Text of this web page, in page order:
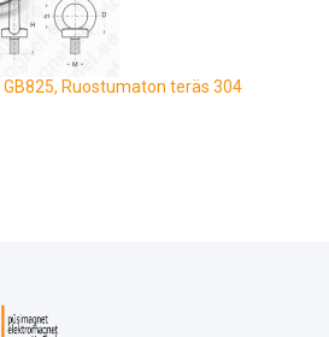
Ruostumaton teräs 304